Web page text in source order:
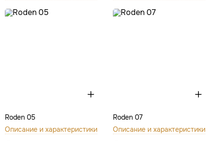
Roden 05
Описание и характеристики
Roden 07
Описание и характеристики